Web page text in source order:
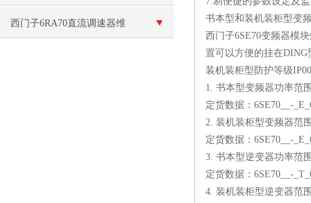
秘，实现高效能电机控制新突
西门子6RA70直流调速器维
书本型和装机装柜型变
西门子6SE70变频器模
置可以方便的挂在DING
装机装柜型防护等级
1. 书本型变频器功率范
定货数据：6SE70__-
2. 装机装柜型变频器范
定货数据：6SE70__-
3. 书本型逆变器功率范
定货数据：6SE70__-
4. 装机装柜型逆变器范